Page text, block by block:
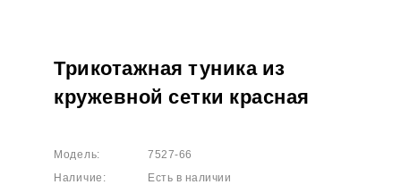
Трикотажная туника из
кружевной сетки красная
Модель:
7527-66
Наличие:
Есть в наличии